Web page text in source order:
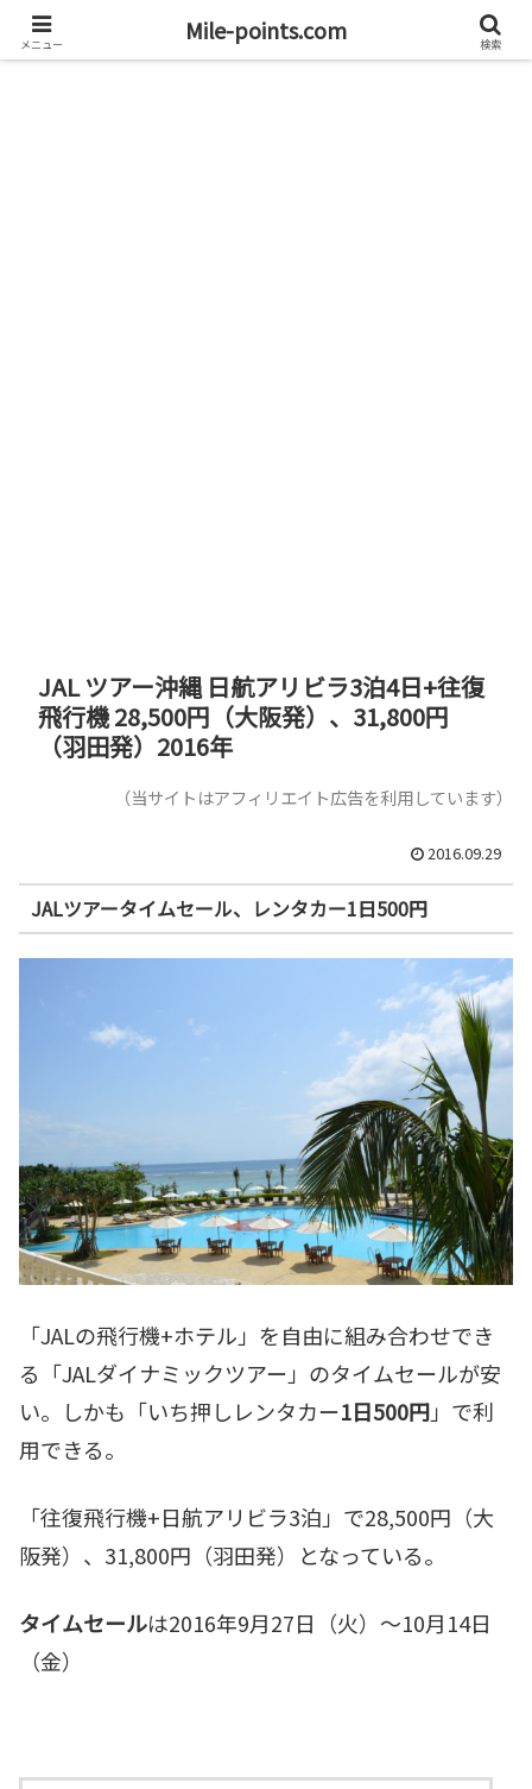
資産1億円を目指すブログと旅
JAL ツアー沖縄 日航アリビラ3泊4日+往復
飛行機 28,500円（大阪発）、31,800円
（羽田発）2016年
（当サイトはアフィリエイト広告を利用しています）
2016.09.29
JALツアータイムセール、レンタカー1日500円
「JALの飛行機+ホテル」を自由に組み合わせでき
る「JALダイナミックツアー」のタイムセールが安
い。しかも「いち押しレンタカー1日500円」で利
用できる。
「往復飛行機+日航アリビラ3泊」で28,500円（大
阪発）、31,800円（羽田発）となっている。
タイムセールは2016年9月27日（火）～10月14日
（金）
メニュー Mile-points.com 検索